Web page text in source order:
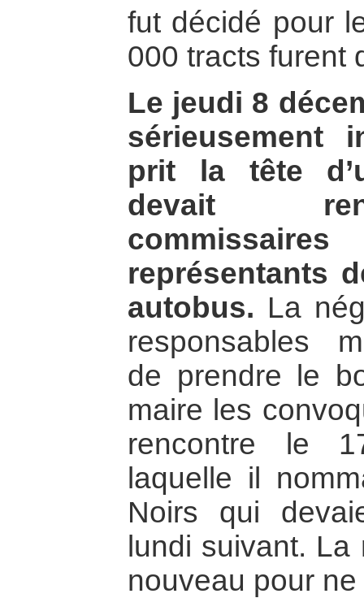
fut décidé pour
000 tracts furent
Le jeudi 8
sérieusement
prit la tête
devait
représentants
autobus. La
responsables
de prendre le
maire les
rencontre le
laquelle il
Noirs qui
lundi suivant.
nouveau pour